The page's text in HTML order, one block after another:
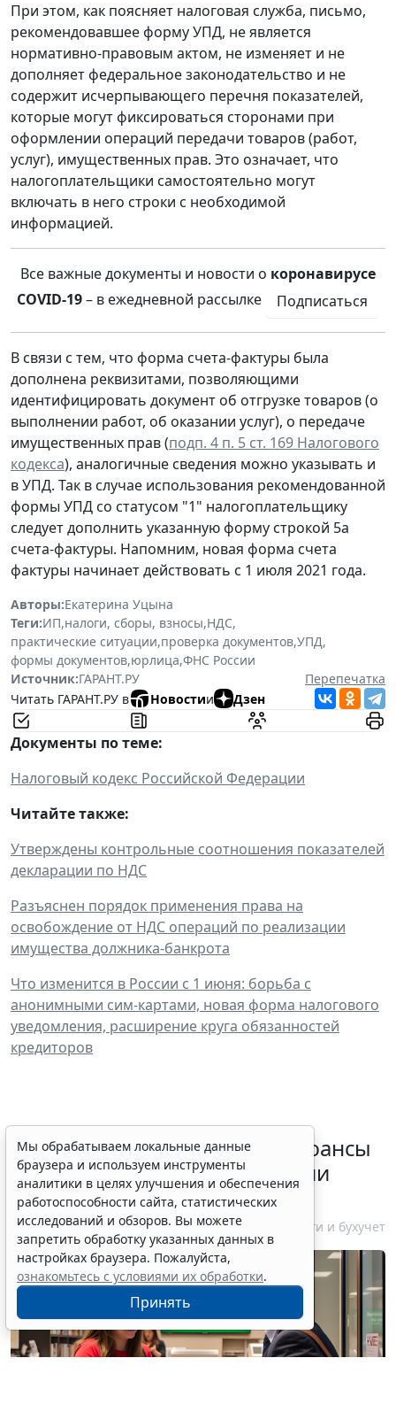
При этом, как поясняет налоговая служба, письмо,
рекомендовавшее форму УПД, не является
нормативно-правовым актом, не изменяет и не
дополняет федеральное законодательство и не
содержит исчерпывающего перечня показателей,
которые могут фиксироваться сторонами при
оформлении операций передачи товаров (работ,
услуг), имущественных прав. Это означает, что
налогоплательщики самостоятельно могут
включать в него строки с необходимой
информацией.
Все важные документы и новости о коронавирусе
COVID-19– в ежедневной рассылке Подписаться
В связи с тем, что форма счета-фактуры была
дополнена реквизитами, позволяющими
идентифицировать документ об отгрузке товаров (о
выполнении работ, об оказании услуг), о передаче
имущественных прав (подп. 4 п. 5 ст. 169 Налогового
кодекса), аналогичные сведения можно указывать и
в УПД. Так в случае использования рекомендованной
формы УПД со статусом "1" налогоплательщику
следует дополнить указанную форму строкой 5а
счета-фактуры. Напомним, новая форма счета
фактуры начинает действовать с 1 июля 2021 года.
Авторы:Екатерина Уцына
Теги:ИП,налоги, сборы, взносы,НДС,
практические ситуации,проверка документов,УПД,
формы документов,юрлица,ФНС России
Источник:ГАРАНТ.РУ
Перепечатка
Читать ГАРАНТ.РУ в
Новостии Дзен
Документы по теме:
Налоговый кодекс Российской Федерации
Читайте также:
Утверждены контрольные соотношения показателей
декларации по НДС
Разъяснен порядок применения права на
освобождение от НДС операций по реализации
имущества должника-банкрота
Что изменится в России с 1 июня: борьба с
анонимными сим-картами, новая форма налогового
уведомления, расширение круга обязанностей
кредиторов
Резидентам РФ указали на нюансы
информирования об открытии
счетов за границей
6 августа 2026 18:27 Налоги и бухучет
Мы обрабатываем локальные данные
браузера и используем инструменты
аналитики в целях улучшения и обеспечения
работоспособности сайта, статистических
исследований и обзоров. Вы можете
запретить обработку указанных данных в
настройках браузера. Пожалуйста,
ознакомьтесь с условиями их обработки.
Принять